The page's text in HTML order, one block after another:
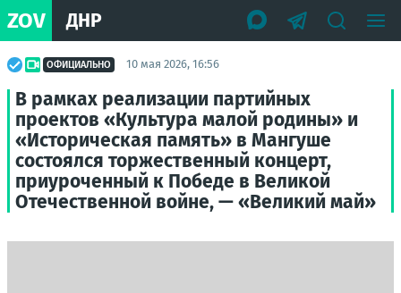
ZOV ДНР
ОФИЦИАЛЬНО 10 мая 2026, 16:56
В рамках реализации партийных
проектов «Культура малой родины» и
«Историческая память» в Мангуше
состоялся торжественный концерт,
приуроченный к Победе в Великой
Отечественной войне, — «Великий май»